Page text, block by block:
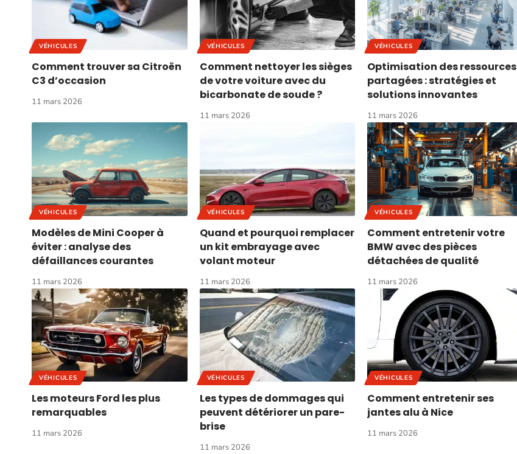
VÉHICULES
Comment trouver sa Citroën
C3 d’occasion
11 mars 2026
VÉHICULES
Comment nettoyer les sièges
de votre voiture avec du
bicarbonate de soude ?
11 mars 2026
VÉHICULES
Optimisation des ressources
partagées : stratégies et
solutions innovantes
11 mars 2026
VÉHICULES
Modèles de Mini Cooper à
éviter : analyse des
défaillances courantes
11 mars 2026
VÉHICULES
Quand et pourquoi remplacer
un kit embrayage avec
volant moteur
11 mars 2026
VÉHICULES
Comment entretenir votre
BMW avec des pièces
détachées de qualité
11 mars 2026
VÉHICULES
Les moteurs Ford les plus
remarquables
11 mars 2026
VÉHICULES
Les types de dommages qui
peuvent détériorer un pare-
brise
11 mars 2026
VÉHICULES
Comment entretenir ses
jantes alu à Nice
11 mars 2026